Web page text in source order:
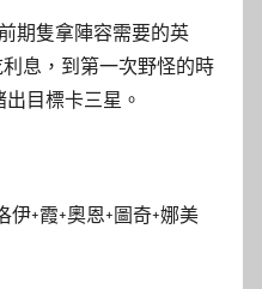
期隻拿陣容需要的英
息，到第一次野怪的時
目標卡三星。
伊+霞+奧恩+圖奇+娜美